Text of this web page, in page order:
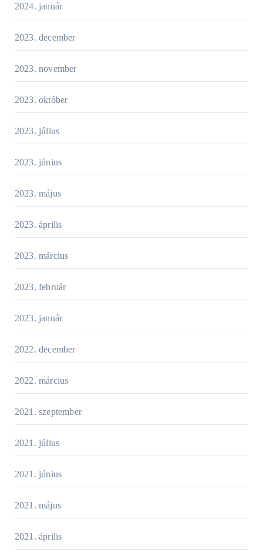
2024. január
2023. december
2023. november
2023. október
2023. július
2023. június
2023. május
2023. április
2023. március
2023. február
2023. január
2022. december
2022. március
2021. szeptember
2021. július
2021. június
2021. május
2021. április